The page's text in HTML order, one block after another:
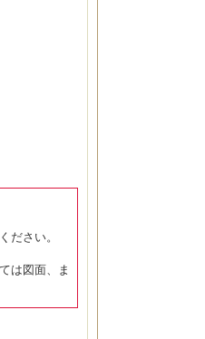
ださい。
は図面、ま